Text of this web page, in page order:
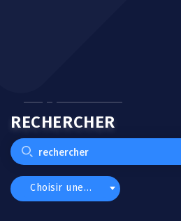
RECHERCHER
Choisir une catégorie